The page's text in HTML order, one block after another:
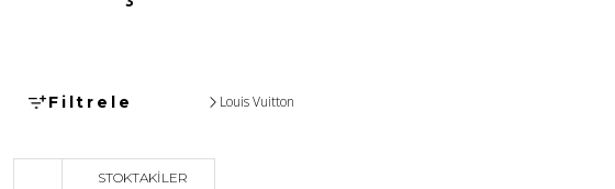
Filtrele Louis Vuitton
STOKTAKILER